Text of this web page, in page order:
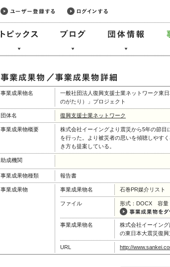
事業成果物名
一般社団法人復興支援士業ネットワーク東
のがたり）」プロジェクト
団体名 復興支援士業ネットワーク
事業成果物概要
株式会社イーイングより震災から5年の節
を行った。より被災者の思いを傾聴しやす
き方も提案している。
助成機関
事業成果物種類 報告書
事業成果物 事業成果物名 石巻PR媒介リスト
ファイル 形式：DOCX 容量
事業成果物名
株式会社イーイン
の東日本大震災復
URL http://